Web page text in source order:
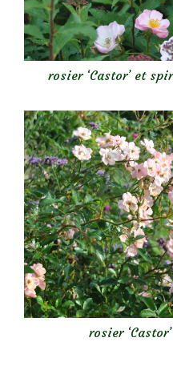
rosier ‘Castor’ et
rosier